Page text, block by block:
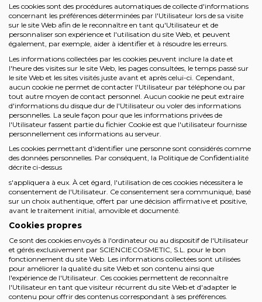
Les cookies sont des procédures automatiques de collecte d'informations
concernant les préférences déterminées par l'Utilisateur lors de sa visite
sur le site Web afin de le reconnaître en tant qu'Utilisateur et de
personnaliser son expérience et l'utilisation du site Web, et peuvent
également, par exemple, aider à identifier et à résoudre les erreurs.
Les informations collectées par les cookies peuvent inclure la date et
l'heure des visites sur le site Web, les pages consultées, le temps passé sur
le site Web et les sites visités juste avant et après celui-ci. Cependant,
aucun cookie ne permet de contacter l'Utilisateur par téléphone ou par
tout autre moyen de contact personnel. Aucun cookie ne peut extraire
d'informations du disque dur de l'Utilisateur ou voler des informations
personnelles. La seule façon pour que les informations privées de
l'Utilisateur fassent partie du fichier Cookie est que l'utilisateur fournisse
personnellement ces informations au serveur.
Les cookies permettant d'identifier une personne sont considérés comme
des données personnelles. Par conséquent, la Politique de Confidentialité
décrite ci-dessus
s'appliquera à eux. À cet égard, l'utilisation de ces cookies nécessitera le
consentement de l'Utilisateur. Ce consentement sera communiqué, basé
sur un choix authentique, offert par une décision affirmative et positive,
avant le traitement initial, amovible et documenté.
Cookies propres
Ce sont des cookies envoyés à l'ordinateur ou au dispositif de l'Utilisateur
et gérés exclusivement par SCIENCIECOSMETIC, S.L. pour le bon
fonctionnement du site Web. Les informations collectées sont utilisées
pour améliorer la qualité du site Web et son contenu ainsi que
l'expérience de l'Utilisateur. Ces cookies permettent de reconnaître
l'Utilisateur en tant que visiteur récurrent du site Web et d'adapter le
contenu pour offrir des contenus correspondant à ses préférences.